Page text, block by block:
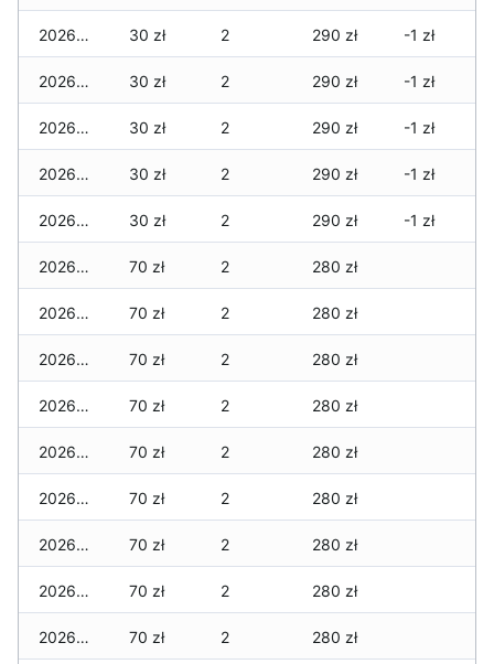
2026-01-17 30 zł 2 290 zł -1 zł
2026-01-16 30 zł 2 290 zł -1 zł
2026-01-15 30 zł 2 290 zł -1 zł
2026-01-14 30 zł 2 290 zł -1 zł
2026-01-13 30 zł 2 290 zł -1 zł
2026-01-12 70 zł 2 280 zł
2026-01-11 70 zł 2 280 zł
2026-01-09 70 zł 2 280 zł
2026-01-08 70 zł 2 280 zł
2026-01-07 70 zł 2 280 zł
2026-01-06 70 zł 2 280 zł
2026-01-05 70 zł 2 280 zł
2026-01-04 70 zł 2 280 zł
2026-01-03 70 zł 2 280 zł